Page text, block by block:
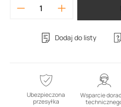
Dodaj do listy
Ubezpieczona
przesyłka
Wsparcie